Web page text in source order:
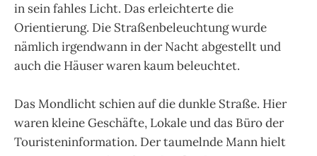
in sein fahles Licht. Das erleichterte die
Orientierung. Die Straßenbeleuchtung wurde
nämlich irgendwann in der Nacht abgestellt und
auch die Häuser waren kaum beleuchtet.
Das Mondlicht schien auf die dunkle Straße. Hier
waren kleine Geschäfte, Lokale und das Büro der
Touristeninformation. Der taumelnde Mann hielt